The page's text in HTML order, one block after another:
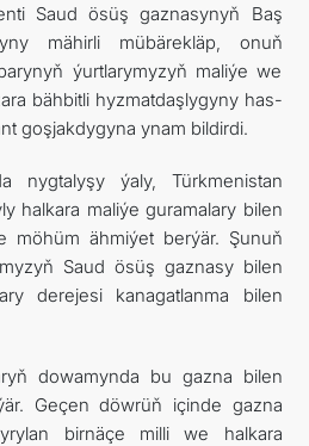
Saud ösüş gaznasynyň Baş
mähirli mübärekläp, onuň
ýurtlarymyzyň maliýe we
bähbitli hyzmatdaşlygyny has-
goşjakdygyna ynam bildirdi.
nygtalyşy ýaly, Türkmenistan
halkara maliýe guramalary bilen
möhüm ähmiýet berýär. Şunuň
Saud ösüş gaznasy bilen
derejesi kanagatlanma bilen
dowamynda bu gazna bilen
Geçen döwrüň içinde gazna
birnäçe milli we halkara